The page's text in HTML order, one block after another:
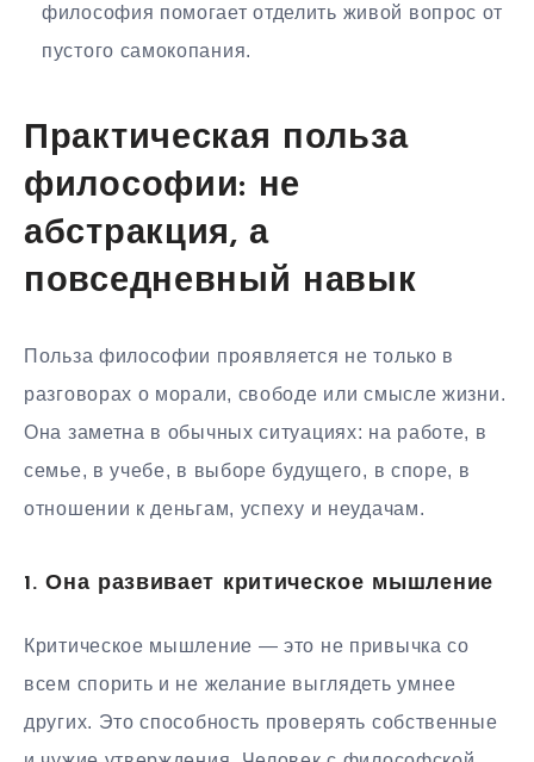
философия помогает отделить живой вопрос от
пустого самокопания.
Практическая польза
философии: не
абстракция, а
повседневный навык
Польза философии проявляется не только в
разговорах о морали, свободе или смысле жизни.
Она заметна в обычных ситуациях: на работе, в
семье, в учебе, в выборе будущего, в споре, в
отношении к деньгам, успеху и неудачам.
1. Она развивает критическое мышление
Критическое мышление — это не привычка со
всем спорить и не желание выглядеть умнее
других. Это способность проверять собственные